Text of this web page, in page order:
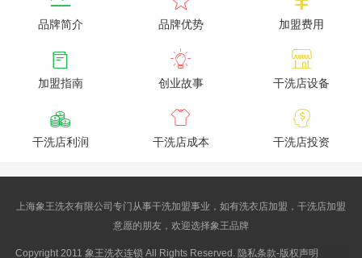
品牌简介 品牌优势 加盟费用

加盟指南

创业故事

干洗店设备

干洗店利润

干洗店成本

干洗店投资
上海象王洗衣有限公司专门从事干洗加盟事业，如有洗衣店加盟，干洗店加盟
意愿的朋友，欢迎选择象王品牌
Copyright 2011 象王洗衣连锁 All Rights Reserved. 隐私条款-版权声明